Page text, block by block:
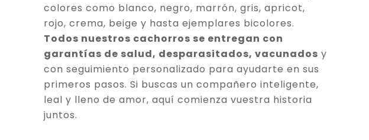
colores como blanco, negro, marrón, gris, apricot,
rojo, crema, beige y hasta ejemplares bicolores.
Todos nuestros cachorros se entregan con
garantías de salud, desparasitados, vacunados y
con seguimiento personalizado para ayudarte en sus
primeros pasos. Si buscas un compañero inteligente,
leal y lleno de amor, aquí comienza vuestra historia
juntos.